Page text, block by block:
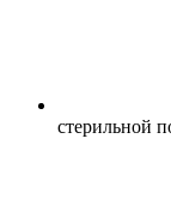
стерильной